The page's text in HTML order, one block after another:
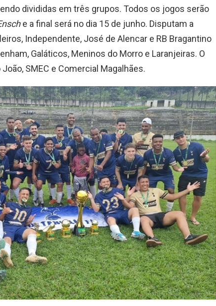
divididas em três grupos. Todos os jogos serão
e a final será no dia 15 de junho. Disputam a
Independente, José de Alencar e RB Bragantino
Galáticos, Meninos do Morro e Laranjeiras. O
SMEC e Comercial Magalhães.